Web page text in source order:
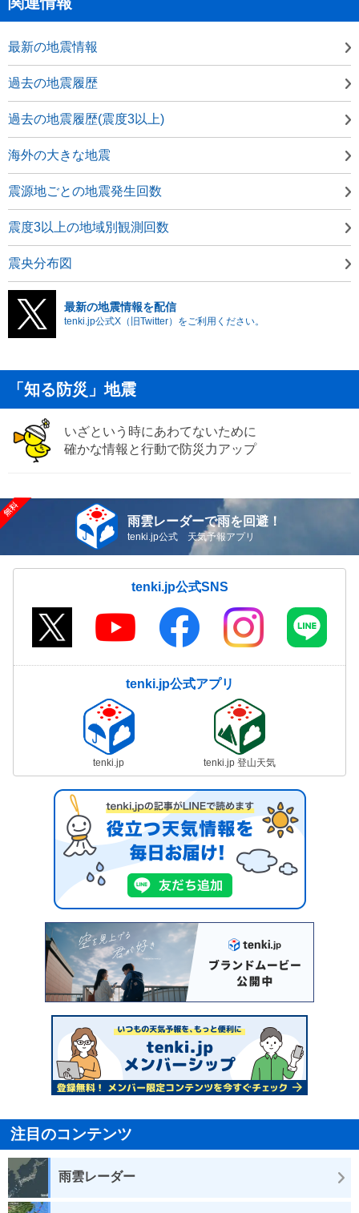
最新の地震情報
過去の地震履歴
過去の地震履歴(震度3以上)
海外の大きな地震
震源地ごとの地震発生回数
震度3以上の地域別観測回数
震央分布図
最新の地震情報を配信
tenki.jp公式X（旧Twitter）をご利用ください。
「知る防災」地震
いざという時にあわてないために
確かな情報と行動で防災力アップ
雨雲レーダーで雨を回避！
tenki.jp公式 天気予報アプリ
tenki.jp公式SNS
tenki.jp公式アプリ
tenki.jp tenki.jp 登山天気
注目のコンテンツ
雨雲レーダー